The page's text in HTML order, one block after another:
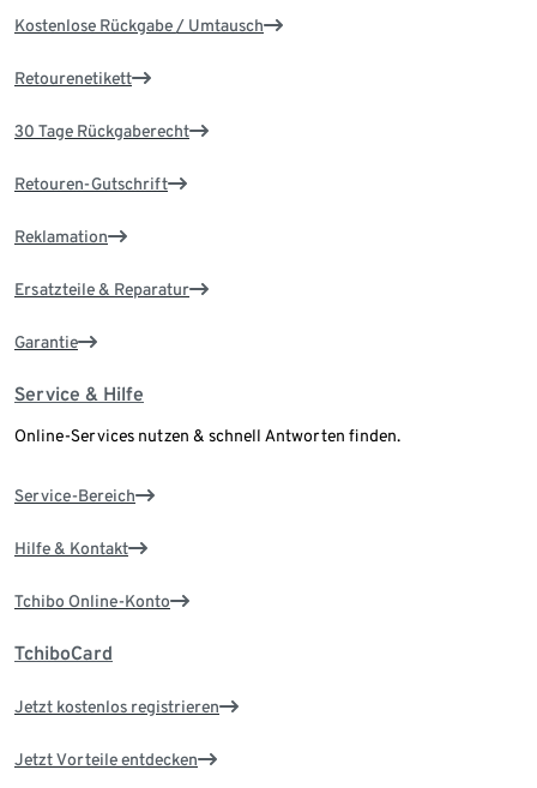
Kostenlose Rückgabe / Umtausch
Retourenetikett
30 Tage Rückgaberecht
Retouren-Gutschrift
Reklamation
Ersatzteile & Reparatur
Garantie
Service & Hilfe
Online-Services nutzen & schnell Antworten finden.
Service-Bereich
Hilfe & Kontakt
Tchibo Online-Konto
TchiboCard
Jetzt kostenlos registrieren
Jetzt Vorteile entdecken